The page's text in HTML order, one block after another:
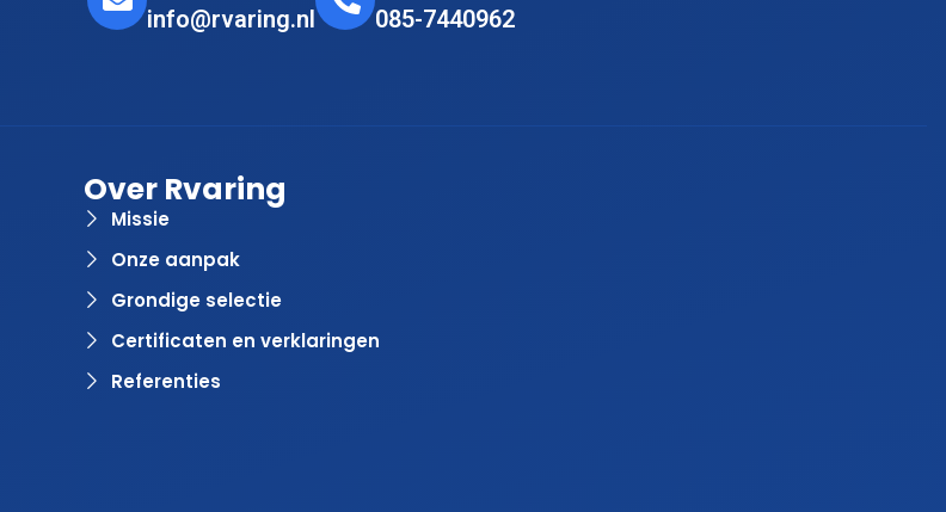
info@rvaring.nl 085-7440962
Over Rvaring
Missie
Onze aanpak
Grondige selectie
Certificaten en verklaringen
Referenties